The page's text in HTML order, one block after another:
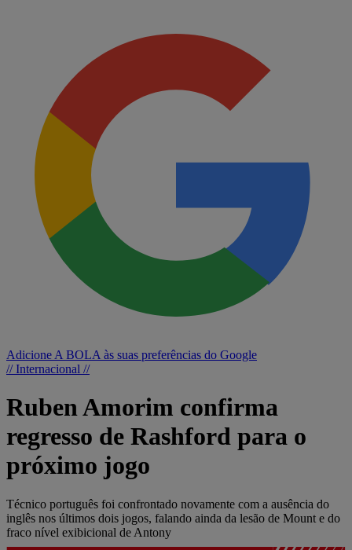
Adicione A BOLA às suas preferências do Google
// Internacional //
Ruben Amorim confirma
regresso de Rashford para o
próximo jogo
Técnico português foi confrontado novamente com a ausência do
inglês nos últimos dois jogos, falando ainda da lesão de Mount e do
fraco nível exibicional de Antony